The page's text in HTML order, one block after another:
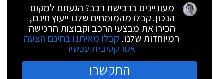
מעוניינים ברכישת רכב? הגעתם למקום
הנכון. קבלו מהמומחים שלנו ייעוץ חינם,
הכירו את מבצעי הרכב וקבוצות הרכישה
המיוחדות שלנו. קבלו מאיתנו בחינם הצעה
אטרקטיבית עכשיו
התקשרו